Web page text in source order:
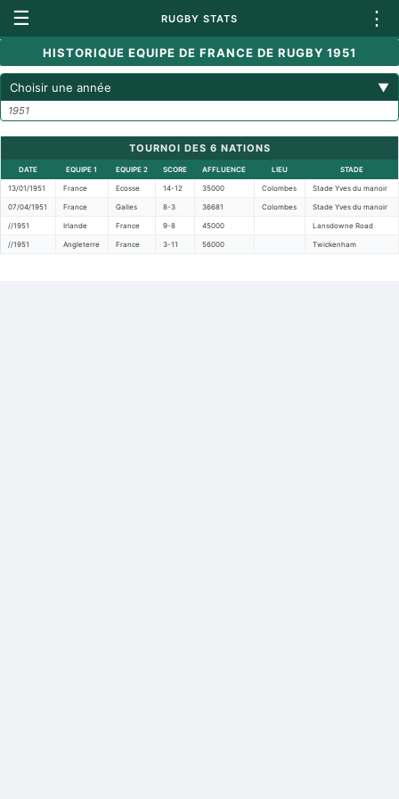
☰ RUGBY STATS ⋮
HISTORIQUE EQUIPE DE FRANCE DE RUGBY 1951
Choisir une année ▼
1951
TOURNOI DES 6 NATIONS
DATE EQUIPE 1 EQUIPE 2 SCORE AFFLUENCE LIEU STADE
13/01/1951 France Ecosse 14-12 35000 Colombes Stade Yves du manoir
07/04/1951 France Galles 8-3 36681 Colombes Stade Yves du manoir
//1951 Irlande France 9-8 45000 Lansdowne Road
//1951 Angleterre France 3-11 56000 Twickenham